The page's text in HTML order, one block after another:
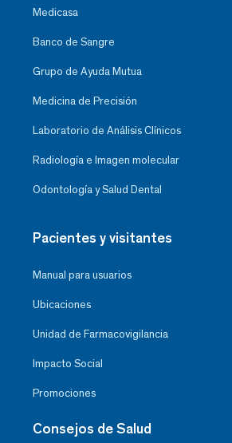
Medicasa
Banco de Sangre
Grupo de Ayuda Mutua
Medicina de Precisión
Laboratorio de Análisis Clínicos
Radiología e Imagen molecular
Odontología y Salud Dental
Pacientes y visitantes
Manual para usuarios
Ubicaciones
Unidad de Farmacovigilancia
Impacto Social
Promociones
Consejos de Salud